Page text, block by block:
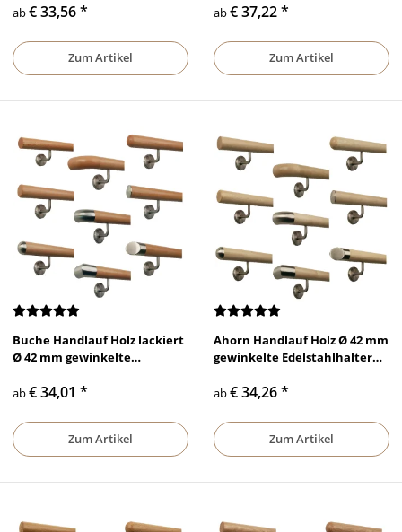
und Enden
ab€ 33,56*
Zum Artikel
und Enden
ab€ 37,22*
Zum Artikel
Buche Handlauf Holz lackiert
Ø 42 mm gewinkelte
ab€ 34,01 *
Zum Artikel
Ahorn Handlauf Holz Ø 42 mm
gewinkelte Edelstahlhalter
ab€ 34,26*
Zum Artikel